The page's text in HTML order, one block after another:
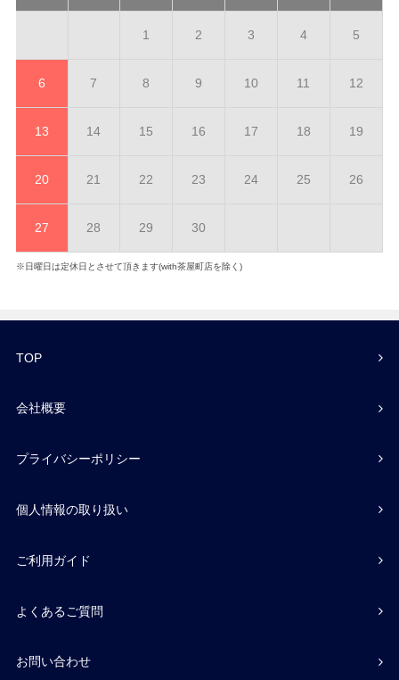
1 2 3 4 5
6 7 8 9 10 11 12
13 14 15 16 17 18 19
20 21 22 23 24 25 26
27 28 29 30
※日曜日は定休日とさせて頂きます(with茶屋町店を除く)
TOP
会社概要
プライバシーポリシー
個人情報の取り扱い
ご利用ガイド
よくあるご質問
お問い合わせ